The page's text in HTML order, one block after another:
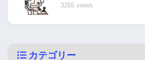
3265 views
カテゴリー